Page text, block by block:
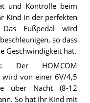
und Kontrolle beim
Kind in der perfekten
Fußpedal wird
so dass
Geschwindigkeit hat.
: Der HOMCOM
wird von einer 6V/4,5
über Nacht (8-12
So hat Ihr Kind mit